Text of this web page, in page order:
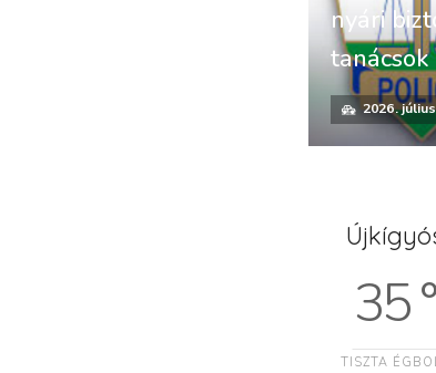
nyári
tanácsok
2026.
35 °
TISZTA